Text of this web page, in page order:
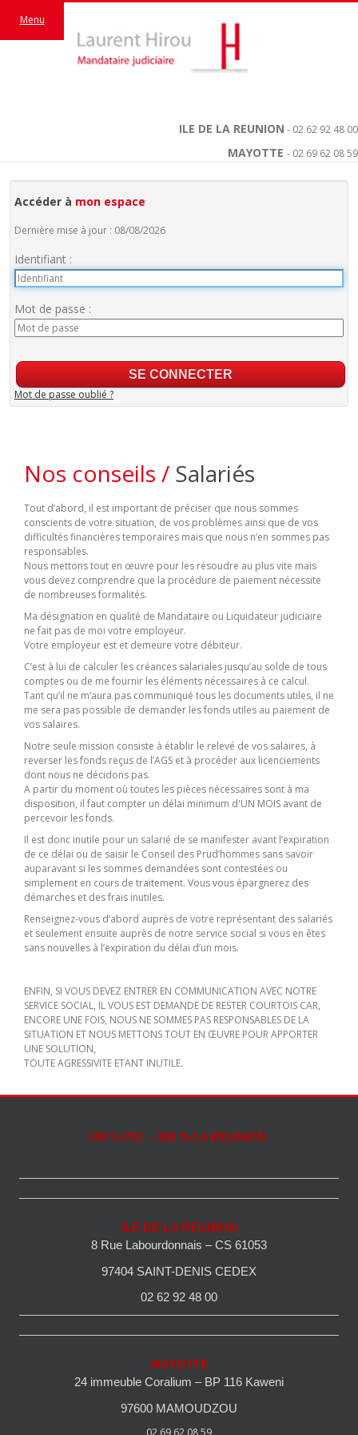
ILE DE LA REUNION - 02 62 92 48 00
MAYOTTE - 02 69 62 08 59
Menu
Accéder à mon espace
Dernière mise à jour : 08/08/2026
Identifiant :
Mot de passe :
Mot de passe oublié ?
Nos conseils / Salariés
Tout d’abord, il est important de préciser que nous sommes
conscients de votre situation, de vos problèmes ainsi que de vos
difficultés financières temporaires mais que nous n’en sommes pas
responsables.
Nous mettons tout en œuvre pour les résoudre au plus vite mais
vous devez comprendre que la procédure de paiement nécessite
de nombreuses formalités.
Ma désignation en qualité de Mandataire ou Liquidateur judiciaire
ne fait pas de moi votre employeur.
Votre employeur est et demeure votre débiteur.
C’est à lui de calculer les créances salariales jusqu’au solde de tous
comptes ou de me fournir les éléments nécessaires à ce calcul.
Tant qu’il ne m’aura pas communiqué tous les documents utiles, il ne
me sera pas possible de demander les fonds utiles au paiement de
vos salaires.
Notre seule mission consiste à établir le relevé de vos salaires, à
reverser les fonds reçus de l’AGS et à procéder aux licenciements
dont nous ne décidons pas.
A partir du moment où toutes les pièces nécessaires sont à ma
disposition, il faut compter un délai minimum d'UN MOIS avant de
percevoir les fonds.
Il est donc inutile pour un salarié de se manifester avant l’expiration
de ce délai ou de saisir le Conseil des Prud’hommes sans savoir
auparavant si les sommes demandées sont contestées ou
simplement en cours de traitement. Vous vous épargnerez des
démarches et des frais inutiles.
Renseignez-vous d’abord auprès de votre représentant des salariés
et seulement ensuite auprès de notre service social si vous en êtes
sans nouvelles à l’expiration du délai d’un mois.
ENFIN, SI VOUS DEVEZ ENTRER EN COMMUNICATION AVEC NOTRE
SERVICE SOCIAL, IL VOUS EST DEMANDE DE RESTER COURTOIS CAR,
ENCORE UNE FOIS, NOUS NE SOMMES PAS RESPONSABLES DE LA
SITUATION ET NOUS METTONS TOUT EN ŒUVRE POUR APPORTER
UNE SOLUTION,
TOUTE AGRESSIVITE ETANT INUTILE.
100 % PEI - 100 % LA REUNION
ILE DE LA REUNION
8 Rue Labourdonnais – CS 61053
97404 SAINT-DENIS CEDEX
02 62 92 48 00
MAYOTTE
24 immeuble Coralium – BP 116 Kaweni
97600 MAMOUDZOU
02 69 62 08 59